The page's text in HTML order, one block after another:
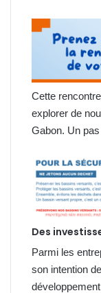
Cette
explorer de
Gabon. Un
Des
Parmi les
son intention